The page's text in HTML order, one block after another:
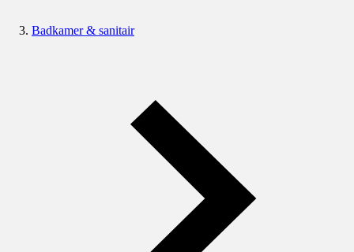
Badkamer & sanitair